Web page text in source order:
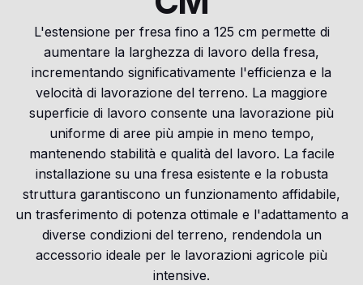
L'estensione per fresa fino a 125 cm permette di
aumentare la larghezza di lavoro della fresa,
incrementando significativamente l'efficienza e la
velocità di lavorazione del terreno. La maggiore
superficie di lavoro consente una lavorazione più
uniforme di aree più ampie in meno tempo,
mantenendo stabilità e qualità del lavoro. La facile
installazione su una fresa esistente e la robusta
struttura garantiscono un funzionamento affidabile,
un trasferimento di potenza ottimale e l'adattamento a
diverse condizioni del terreno, rendendola un
accessorio ideale per le lavorazioni agricole più
intensive.